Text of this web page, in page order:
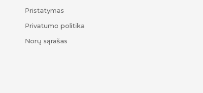
Pristatymas
Privatumo politika
Norų sąrašas